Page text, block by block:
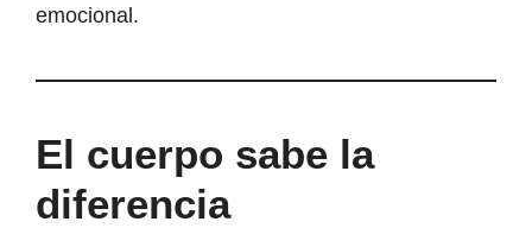
emocional.
El cuerpo sabe la
diferencia